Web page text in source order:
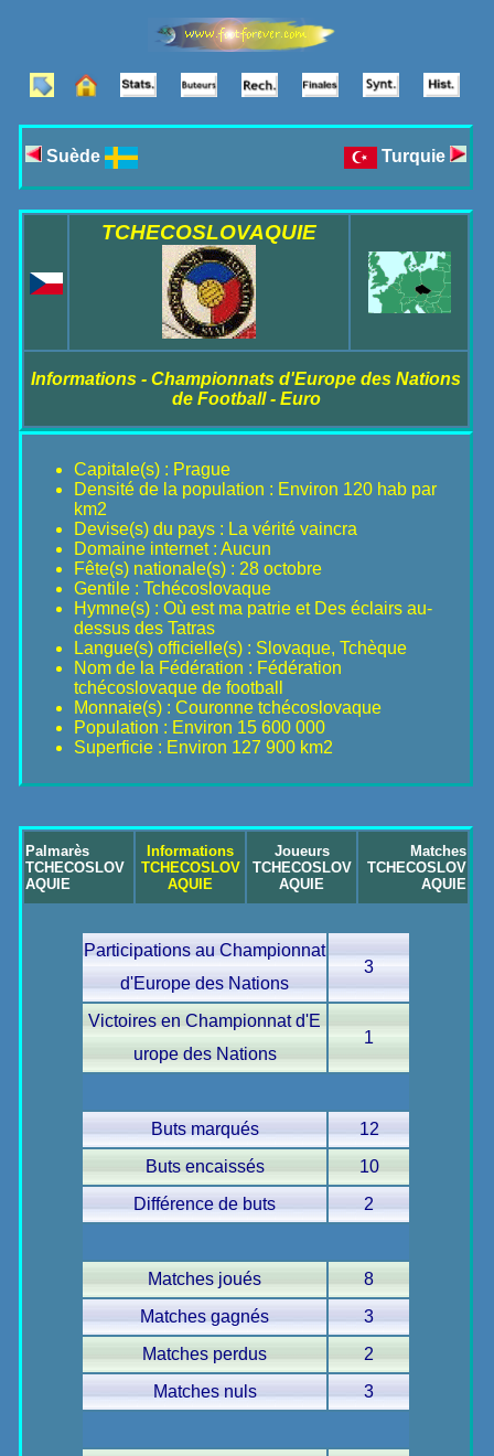
Suède Turquie
TCHECOSLOVAQUIE
Informations - Championnats d'Europe des Nations
de Football - Euro
Capitale(s) : Prague
Densité de la population : Environ 120 hab par
km2
Devise(s) du pays : La vérité vaincra
Domaine internet : Aucun
Fête(s) nationale(s) : 28 octobre
Gentile : Tchécoslovaque
Hymne(s) : Où est ma patrie et Des éclairs au-
dessus des Tatras
Langue(s) officielle(s) : Slovaque, Tchèque
Nom de la Fédération : Fédération
tchécoslovaque de football
Monnaie(s) : Couronne tchécoslovaque
Population : Environ 15 600 000
Superficie : Environ 127 900 km2
Palmarès
TCHECOSLOV
AQUIE
Informations
TCHECOSLOV
AQUIE
Joueurs
TCHECOSLOV
AQUIE
Matches
TCHECOSLOV
AQUIE
Participations au Championnat
d'Europe des Nations
3
Victoires en Championnat d'E
urope des Nations
1
Buts marqués
12
Buts encaissés
10
Différence de buts
2
Matches joués
8
Matches gagnés
3
Matches perdus
2
Matches nuls
3